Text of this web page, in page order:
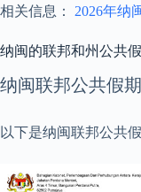
相关信息： 2026年纳
纳闽的联邦和州公共
纳闽联邦公共假
以下是纳闽联邦公共